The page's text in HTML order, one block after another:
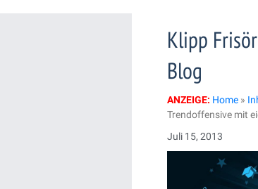
Klipp
Blog
ANZEIGE: Home »
Trendoffensive mit
Juli 15, 2013